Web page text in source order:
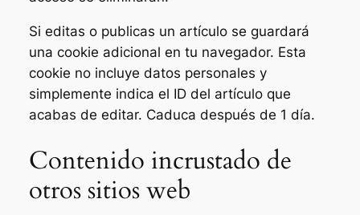
Si editas o publicas un artículo se guardará
una cookie adicional en tu navegador. Esta
cookie no incluye datos personales y
simplemente indica el ID del artículo que
acabas de editar. Caduca después de 1 día.
Contenido incrustado de
otros sitios web